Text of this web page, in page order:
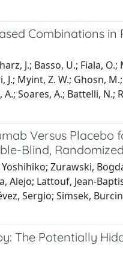
Combinations in
J.; Basso, U.; Fiala,
Myint, Z. W.; Ghosn,
Soares, A.; Battelli, N.;
Versus Placebo
Blind,
Zurawski,
Alejo; Lattouf, Jean-
Sergio; Simsek,
The Potentially